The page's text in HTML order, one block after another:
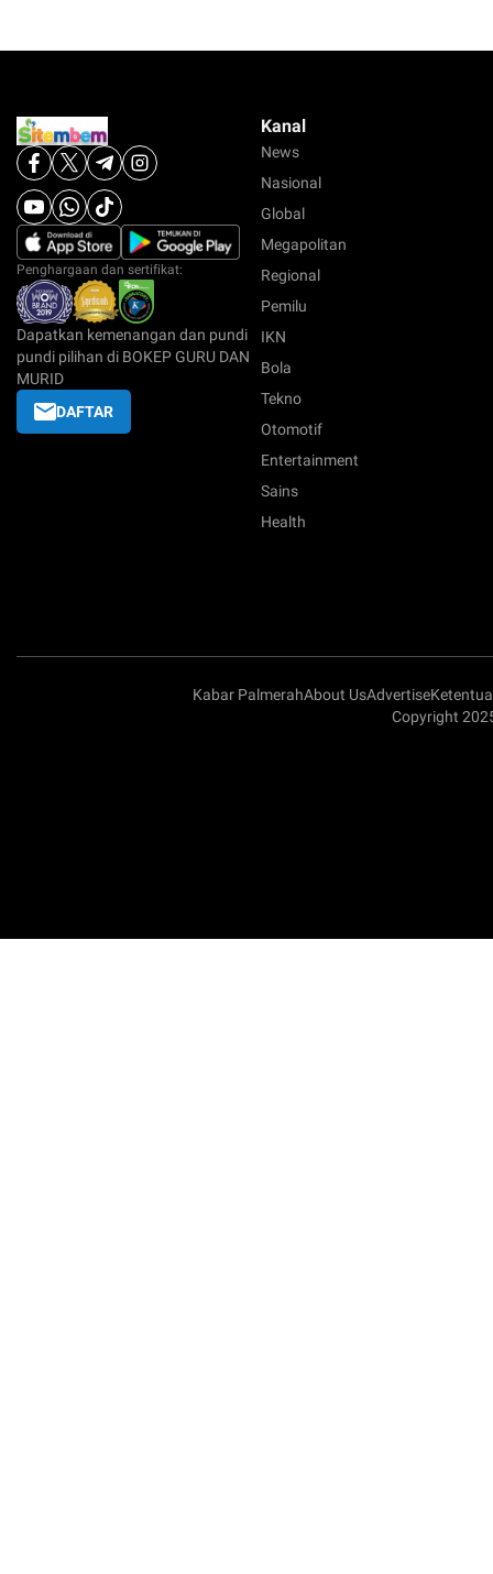
Penghargaan dan sertifikat:
Dapatkan kemenangan dan pundi
pundi pilihan di BOKEP GURU DAN
MURID
DAFTAR
Kanal
News
Nasional
Global
Megapolitan
Regional
Pemilu
IKN
Bola
Tekno
Otomotif
Entertainment
Sains
Health
Kabar PalmerahAbout UsAdvertise
Copyright